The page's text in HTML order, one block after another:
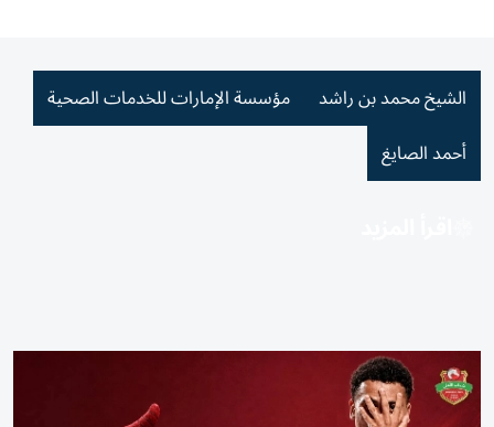
الشيخ محمد بن راشد
مؤسسة الإمارات للخدمات الصحية
أحمد الصايغ